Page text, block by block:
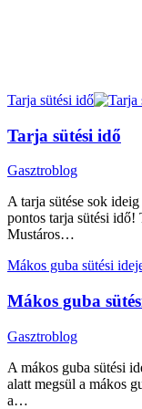
Tarja sütési idő
Tarja sütési idő
Gasztroblog
A tarja sütése sok
pontos tarja sütési
Mustáros…
Mákos guba sütési
Mákos guba
Gasztroblog
A mákos guba sütési
alatt megsül a mákos
a…